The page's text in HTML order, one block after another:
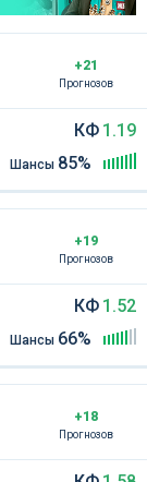
+21
Прогнозов
КФ 1.19
Шансы 85%
+19
Прогнозов
КФ 1.52
Шансы 66%
+18
Прогнозов